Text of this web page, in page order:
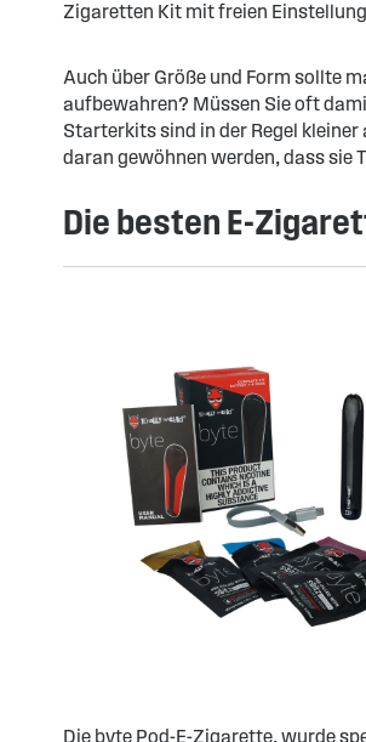
Zigaretten Kit mit freien
Auch über Größe und Form sollte
aufbewahren? Müssen Sie oft
Starterkits sind in der Regel kleiner
daran gewöhnen werden, dass sie
Die besten E-
Die byte Pod-E-Zigarette, wurde